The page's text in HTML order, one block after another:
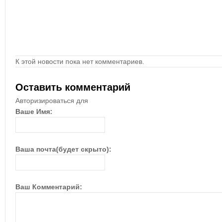
К этой новости пока нет комментариев.
Оставить комментарий
Авторизироваться для
Ваше Имя:
Ваша почта(будет скрыто):
Ваш Комментарий: